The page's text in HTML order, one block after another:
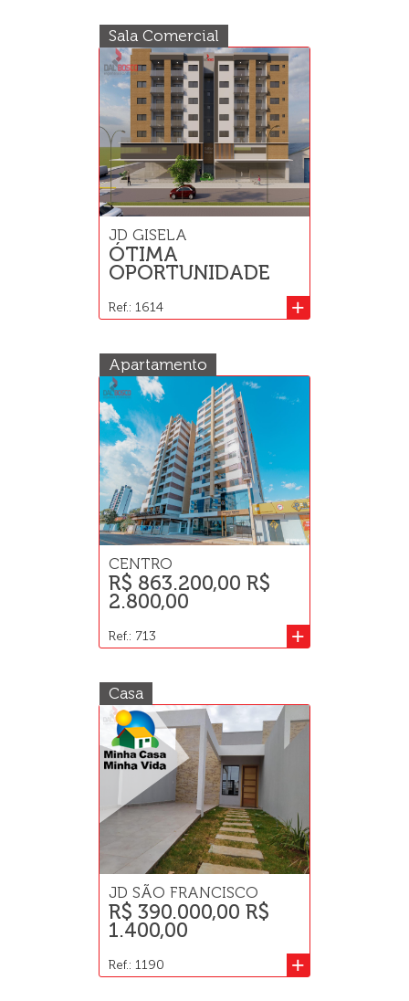
Sala Comercial
JD GISELA
ÓTIMA
OPORTUNIDADE
+
Ref.: 1614
Apartamento
CENTRO
R$ 863.200,00 R$
2.800,00
+
Ref.: 713
Casa
JD SÃO FRANCISCO
R$ 390.000,00 R$
1.400,00
+
Ref.: 1190